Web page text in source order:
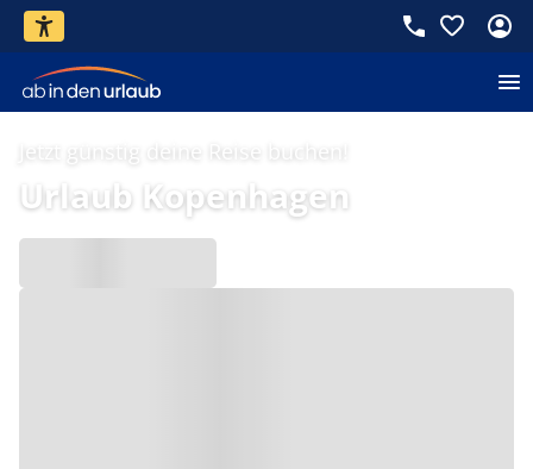
Jetzt günstig deine Reise buchen!
Urlaub Kopenhagen